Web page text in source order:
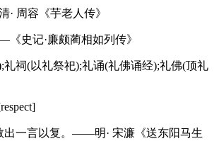
周容《芋老人传》
史记·廉颇蔺相如列传》
礼祠(以礼祭祀);礼诵(礼佛诵经);礼佛(顶礼
出一言以复。——明· 宋濂《送东阳马生